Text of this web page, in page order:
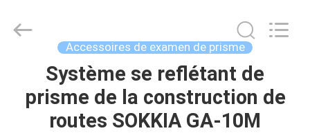
MAISON
PRODUITS
GEO-
ALLEN
Accessoires de examen de prisme
Système se reflétant de
prisme de la construction de
routes SOKKIA GA-10M